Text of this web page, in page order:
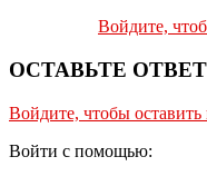
Войдите,
ОСТАВЬТЕ ОТВЕТ
Войдите, чтобы
Войти с помощью: